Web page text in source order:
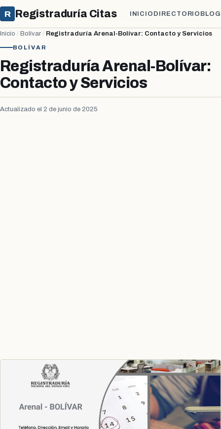
R Registraduría Citas INICIO DIRECTORIO BLOG
Inicio / Bolívar / Registraduría Arenal-Bolívar: Contacto y Servicios
BOLÍVAR
Registraduría Arenal-Bolívar:
Contacto y Servicios
Actualizado el 2 de junio de 2025